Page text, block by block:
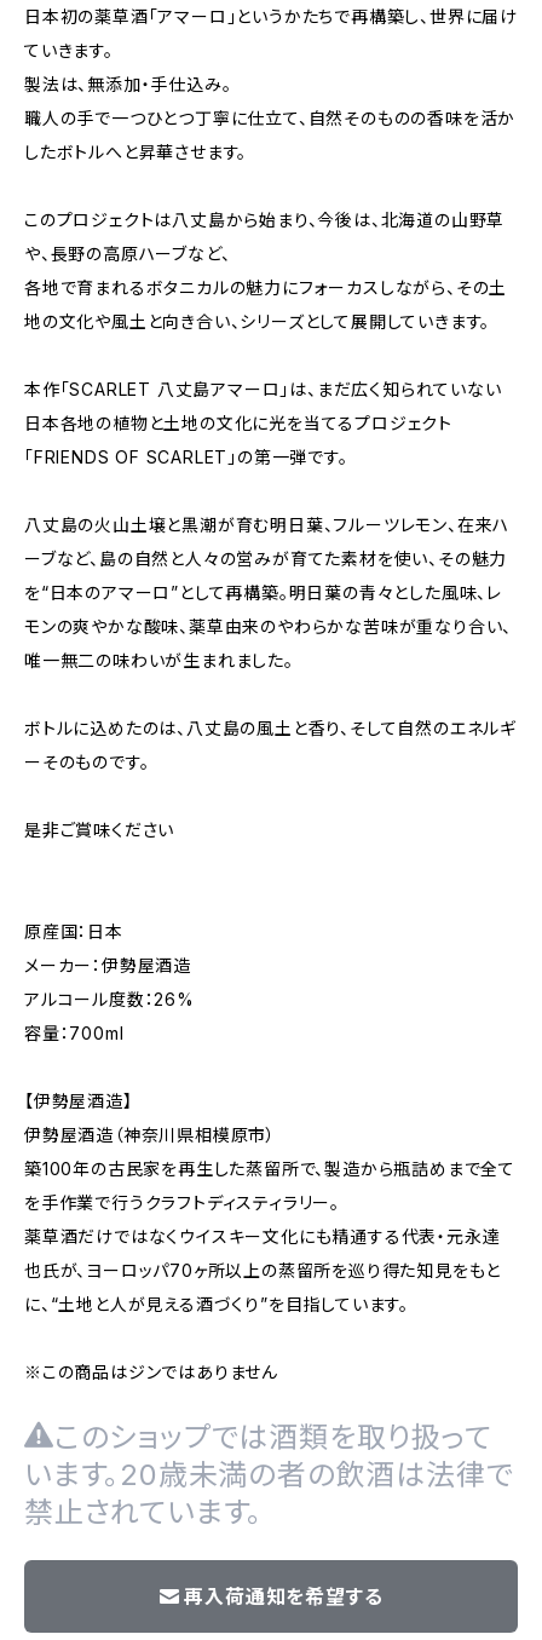
日本初の薬草酒「アマーロ」というかたちで再構築し、世界に届け
ていきます。
製法は、無添加・手仕込み。
職人の手で一つひとつ丁寧に仕立て、自然そのものの香味を活か
したボトルへと昇華させます。
このプロジェクトは八丈島から始まり、今後は、北海道の山野草
や、長野の高原ハーブなど、
各地で育まれるボタニカルの魅力にフォーカスしながら、その土
地の文化や風土と向き合い、シリーズとして展開していきます。
本作「SCARLET 八丈島アマーロ」は、まだ広く知られていない
日本各地の植物と土地の文化に光を当てるプロジェクト
「FRIENDS OF SCARLET」の第一弾です。
八丈島の火山土壌と黒潮が育む明日葉、フルーツレモン、在来ハ
ーブなど、島の自然と人々の営みが育てた素材を使い、その魅力
を“日本のアマーロ”として再構築。明日葉の青々とした風味、レ
モンの爽やかな酸味、薬草由来のやわらかな苦味が重なり合い、
唯一無二の味わいが生まれました。
ボトルに込めたのは、八丈島の風土と香り、そして自然のエネルギ
ーそのものです。
是非ご賞味ください
原産国：日本
メーカー：伊勢屋酒造
アルコール度数：26%
容量：700ml
【伊勢屋酒造】
伊勢屋酒造（神奈川県相模原市）
築100年の古民家を再生した蒸留所で、製造から瓶詰めまで全て
を手作業で行うクラフトディスティラリー。
薬草酒だけではなくウイスキー文化にも精通する代表・元永達
也氏が、ヨーロッパ70ヶ所以上の蒸留所を巡り得た知見をもと
に、“土地と人が見える酒づくり”を目指しています。
※この商品はジンではありません
このショップでは酒類を取り扱って
います。20歳未満の者の飲酒は法律で
禁止されています。
再入荷通知を希望する